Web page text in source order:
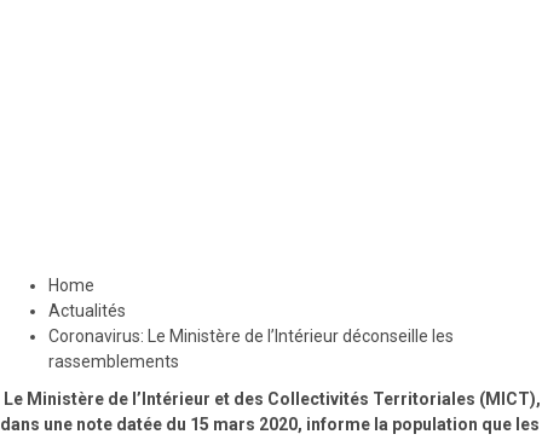
Home
Actualités
Coronavirus: Le Ministère de l’Intérieur déconseille les
rassemblements
Le Ministère de l’Intérieur et des Collectivités Territoriales (MICT),
dans une note datée du 15 mars 2020, informe la population que les